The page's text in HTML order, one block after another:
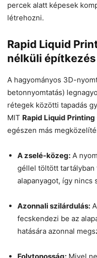
percek alatt képesek
létrehozni.
Rapid Liquid
nélküli építkezés
A hagyományos 3D-
betonnyomtatás)
rétegek közötti tapadás
MIT Rapid Liquid Printing
egészen más
A zselé-közeg: A
géllel töltött
alapanyagot, így nincs
Azonnali szilárdulás:
fecskendezi be az
hatására azonnal